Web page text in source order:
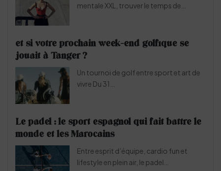
mentale XXL, trouver le temps de…
et si votre prochain week-end golfique se
jouait à Tanger ?
Un tournoi de golf entre sport et art de
vivre Du 31…
Le padel : le sport espagnol qui fait battre le
monde et les Marocains
Entre esprit d’équipe, cardio fun et
lifestyle en plein air, le padel…